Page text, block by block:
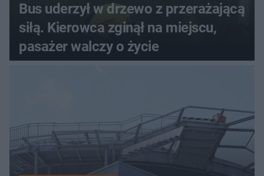
Bus uderzył w drzewo z przerażającą
siłą. Kierowca zginął na miejscu,
pasażer walczy o życie